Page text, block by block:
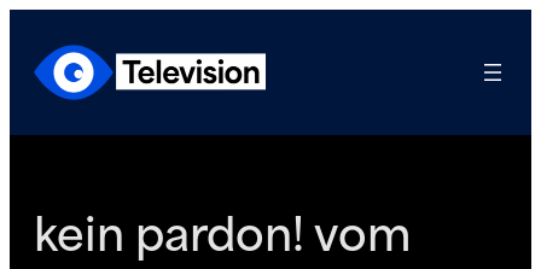
Inhalt
springen
kein pardon! vom